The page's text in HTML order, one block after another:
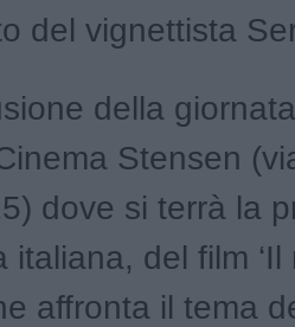
del vignettista
della
Stensen
dove si terrà la
italiana, del film
affronta il tema